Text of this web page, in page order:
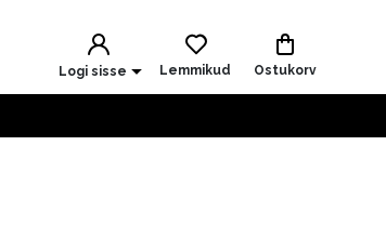
Logi sisse Lemmikud Ostukorv